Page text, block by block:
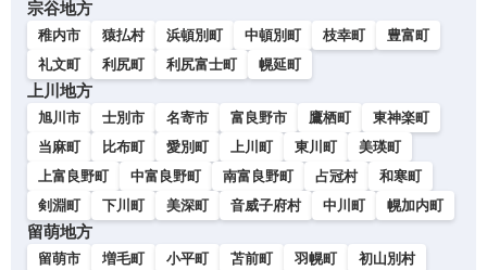
宗谷地方
稚内市 猿払村 浜頓別町 中頓別町 枝幸町
豊富町
礼文町
利尻町 利尻富士町 幌延町
上川地方
旭川市 士別市 名寄市 富良野市 鷹栖町
東神楽町
当麻町
比布町 愛別町 上川町 東川町
美瑛町
上富良野町
中富良野町 南富良野町 占冠村
和寒町
剣淵町
下川町 美深町 音威子府村 中川町 幌加内町
留萌地方
留萌市 増毛町 小平町 苫前町 羽幌町
初山別村